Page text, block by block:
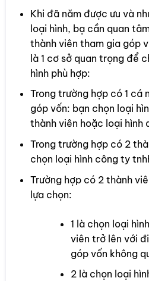
Khi đã năm được ưu và
loại hình, bạ cần quan
thành viên tham gia góp
là 1 cơ sở quan trọng để
hình phù hợp:
Trong trường hợp có 1 cá
góp vốn: bạn chọn loại
thành viên hoặc loại hình
Trong trường hợp có 2
chọn loại hình công ty
Trường hợp có 2 thành
lựa chọn:
1 là chọn loại
viên trở lên với
góp vốn không
2 là chọn loại